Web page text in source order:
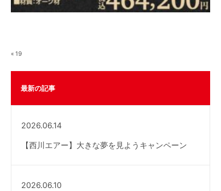
« 19
最新の記事
2026.06.14
【西川エアー】大きな夢を見ようキャンペーン
2026.06.10